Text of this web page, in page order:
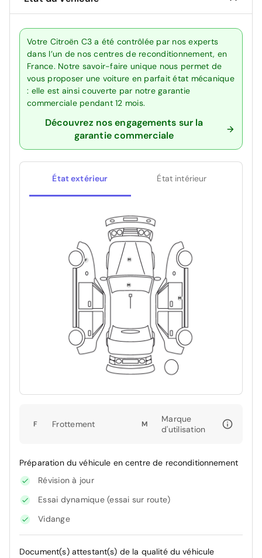
Votre Citroën C3 a été contrôlée par nos experts
dans l’un de nos centres de reconditionnement, en
France. Notre savoir-faire unique nous permet de
vous proposer une voiture en parfait état mécanique
: elle est ainsi couverte par notre garantie
commerciale pendant 12 mois.
Découvrez nos engagements sur la
garantie commerciale
État extérieur État intérieur
F Frottement M
Marque
d'utilisation
Préparation du véhicule en centre de reconditionnement
Révision à jour
Essai dynamique (essai sur route)
Vidange
Document(s) attestant(s) de la qualité du véhicule